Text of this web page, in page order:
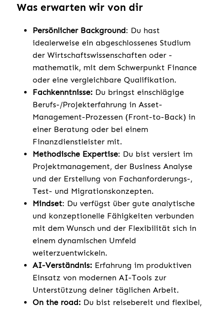
Was erwarten wir von dir
Persönlicher Background: Du hast
idealerweise ein abgeschlossenes Studium
der Wirtschaftswissenschaften oder -
mathematik, mit dem Schwerpunkt Finance
oder eine vergleichbare Qualifikation.
Fachkenntnisse: Du bringst einschlägige
Berufs-/Projekterfahrung in Asset-
Management-Prozessen (Front-to-Back) in
einer Beratung oder bei einem
Finanzdienstleister mit.
Methodische Expertise: Du bist versiert im
Projektmanagement, der Business Analyse
und der Erstellung von Fachanforderungs-,
Test- und Migrationskonzepten.
Mindset: Du verfügst über gute analytische
und konzeptionelle Fähigkeiten verbunden
mit dem Wunsch und der Flexibilität sich in
einem dynamischen Umfeld
weiterzuentwickeln.
AI-Verständnis: Erfahrung im produktiven
Einsatz von modernen AI-Tools zur
Unterstützung deiner täglichen Arbeit.
On the road: Du bist reisebereit und flexibel,